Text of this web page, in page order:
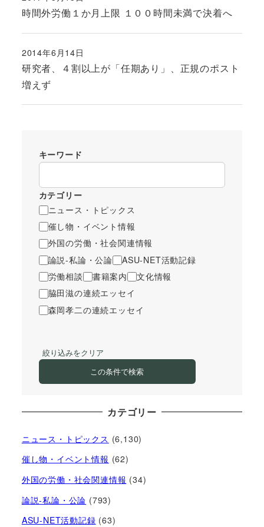
時間外労働１か月上限 １００時間未満で決着へ
投稿日
研究者、４割以上が「任期あり」、正規のポスト
増えず
投稿日
2014年6月14日
キーワード
カテゴリー
ニュース・トピックス
催し物・イベント情報
外国の労働・社会関連情報
論説-私論・公論
ASU-NET活動記録
労働相談
書籍案内
文化情報
脇田滋の連続エッセイ
森岡孝二の連続エッセイ
絞り込みをクリア
この条件で検索
カテゴリー
ニュース・トピックス (6,130)
催し物・イベント情報 (62)
外国の労働・社会関連情報 (34)
論説-私論・公論 (793)
ASU-NET活動記録 (63)